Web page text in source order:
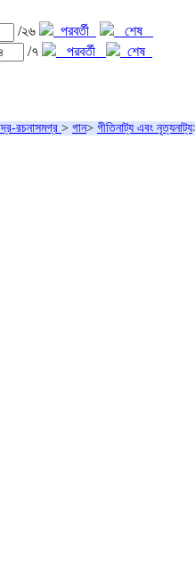
/২৬ পরবর্তী
শেষ
/৭ পরবর্তী
শেষ
রচনাসমগ্র > গান> গীতিনাট্য এবং নৃত্যনাট্য